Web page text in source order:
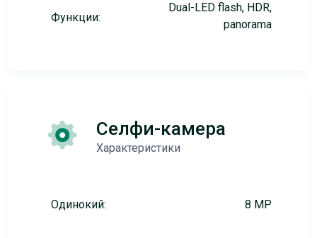
Функции:
Dual-LED flash, HDR,
panorama
Селфи-камера
Характеристики
Одинокий: 8 MP